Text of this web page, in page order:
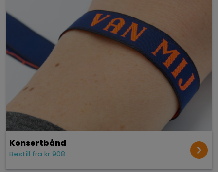
Konsert­bånd
Bestill fra kr 908